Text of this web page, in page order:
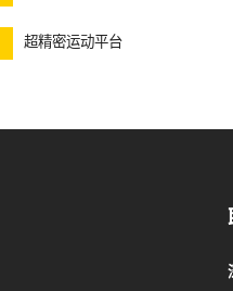
超精密运动平台